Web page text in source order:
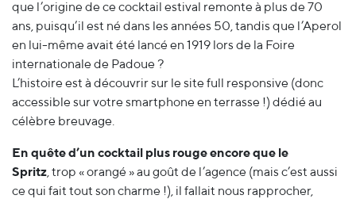
que l’origine de ce cocktail estival remonte à plus de 70
ans, puisqu’il est né dans les années 50, tandis que l’Aperol
en lui-même avait été lancé en 1919 lors de la Foire
internationale de Padoue ?
L’histoire est à découvrir sur le site full responsive (donc
accessible sur votre smartphone en terrasse !) dédié au
célèbre breuvage
En quête d’un cocktail plus rouge encore que le
Spritz , trop « orangé » au goût de l’agence (mais c’est aussi
ce qui fait tout son charme !), il fallait nous rapprocher,